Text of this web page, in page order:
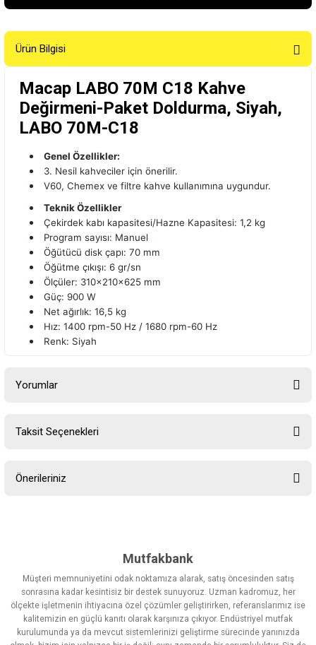
Ürün Bilgisi
Macap LABO 70M C18 Kahve
Değirmeni-Paket Doldurma, Siyah,
LABO 70M-C18
Genel Özellikler:
3. Nesil kahveciler için önerilir.
V60, Chemex ve filtre kahve kullanımına uygundur.
Teknik Özellikler
Çekirdek kabı kapasitesi/Hazne Kapasitesi: 1,2 kg
Program sayısı: Manuel
Öğütücü disk çapı: 70 mm
Öğütme çıkışı: 6 gr/sn
Ölçüler: 310x210x625 mm
Güç: 900 W
Net ağırlık: 16,5 kg
Hız: 1400 rpm-50 Hz / 1680 rpm-60 Hz
Renk: Siyah
Yorumlar
Taksit Seçenekleri
Önerileriniz
Görüş ve önerileriniz için teşekkür ederiz.
Ürün resmi kalitesiz, bozuk veya görüntülenemiyor.
Ürün açıklamasında eksik bilgiler bulunuyor.
Ürün bilgilerinde hatalar bulunuyor.
Mutfakbank
Müşteri memnuniyetini odak noktamıza alarak, satış öncesinden satış
sonrasına kadar kesintisiz bir destek sunuyoruz. Uzman kadromuz, her
ölçekte işletmenin ihtiyacına özel çözümler geliştirirken, referanslarımız ise
kalitemizin en güçlü kanıtı olarak karşınıza çıkıyor. Endüstriyel mutfak
kurulumunda ya da mevcut sistemlerinizi geliştirme sürecinde yanınızda